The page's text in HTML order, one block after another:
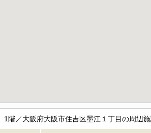
階／大阪府大阪市住吉区墨江１丁目の周辺